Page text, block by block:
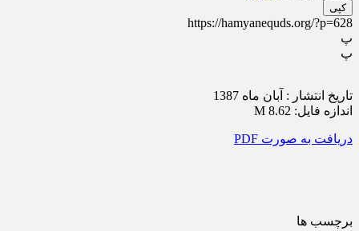
کپی
https://hamyanequds.org/?p=628
پ
پ
تاريخ انتشار : آبان ماه 1387
اندازه فایل: 8.62 M
دريافت به صورت PDF
برچسب ها